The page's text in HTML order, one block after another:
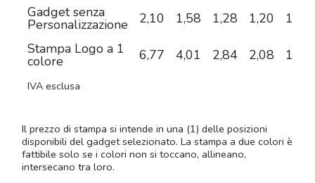
Gadget senza
Personalizzazione 2,10 1,58 1,28 1,20
1,11
Stampa Logo a 1
colore 6,77 4,01 2,84 2,08 1,63
IVA esclusa
Il prezzo di stampa si intende in una (1) delle posizioni
disponibili del gadget selezionato. La stampa a due colori è
fattibile solo se i colori non si toccano, allineano,
intersecano tra loro.